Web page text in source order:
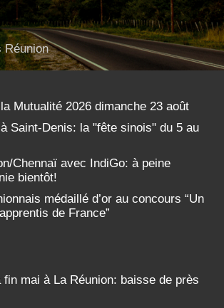
Réunion
Mutualité 2026 dimanche 23 août
Saint-Denis: la "fête sinois" du 5 au
Chennaï avec IndiGo: à peine
bientôt!
médaillé d’or au concours “Un
de France”
fin mai à La Réunion: baisse de près